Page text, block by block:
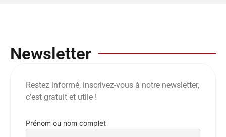
Newsletter
Restez informé, inscrivez-vous à notre newsletter,
c’est gratuit et utile !
Prénom ou nom complet